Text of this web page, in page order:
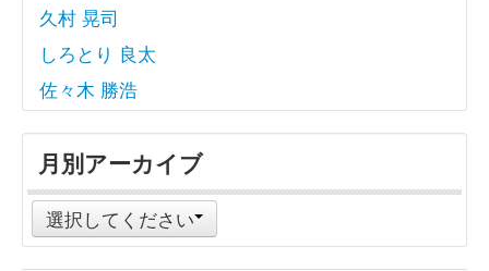
久村 晃司
しろとり 良太
佐々木 勝浩
月別アーカイブ
選択してください